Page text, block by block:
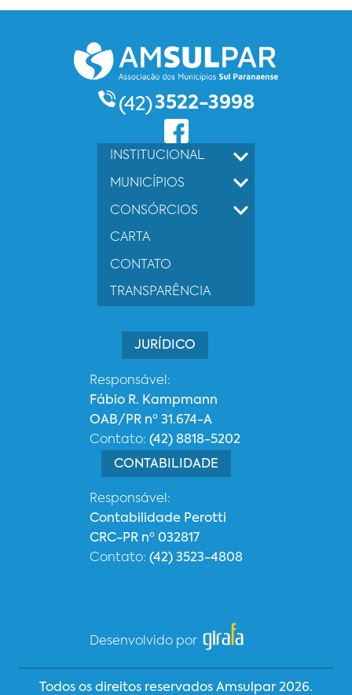
(42)3522-3998
INSTITUCIONAL
MUNICÍPIOS
CONSÓRCIOS
CARTA
CONTATO
TRANSPARÊNCIA
JURÍDICO
Responsável:
Fábio R. Kampmann
OAB/PR nº 31.674-A
Contato: (42) 8818-5202
CONTABILIDADE
Responsável:
Contabilidade Perotti
CRC-PR nº 032817
Contato: (42) 3523-4808
Desenvolvido por
Todos os direitos reservados Amsulpar 2026.